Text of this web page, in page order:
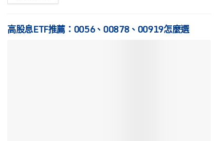
高股息ETF推薦：0056、00878、00919怎麼選